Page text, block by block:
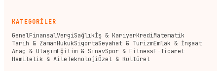
KATEGORİLER
GenelFinansalVergiSağlıkİş & KariyerKrediMatematik
Tarih & ZamanHukukSigortaSeyahat & TurizmEmlak & İnşaat
Araç & UlaşımEğitim & SınavSpor & FitnessE-Ticaret
Hamilelik & AileTeknolojiÖzel & Kültürel